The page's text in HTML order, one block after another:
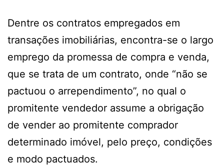
Dentre os contratos empregados em
transações imobiliárias, encontra-se o largo
emprego da promessa de compra e venda,
que se trata de um contrato, onde “não se
pactuou o arrependimento”, no qual o
promitente vendedor assume a obrigação
de vender ao promitente comprador
determinado imóvel, pelo preço, condições
e modo pactuados.